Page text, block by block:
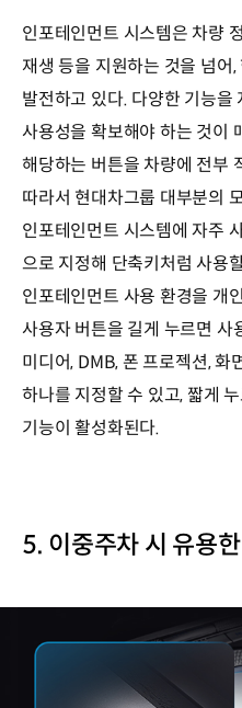
인포테인먼트 시스템은 차량
재생 등을 지원하는 것을 넘어
발전하고 있다. 다양한 기능을
사용성을 확보해야 하는 것이
해당하는 버튼을 차량에 전부
따라서 현대차그룹 대부분의
인포테인먼트 시스템에 자주
으로 지정해 단축키처럼 사용
인포테인먼트 사용 환경을 개
사용자 버튼을 길게 누르면 사
미디어, DMB, 폰 프로젝션, 화
하나를 지정할 수 있고, 짧게
기능이 활성화된다.
5. 이중주차 시 유용